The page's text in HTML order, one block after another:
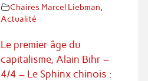
Chaires Marcel Liebman
Actualité
Le premier âge du
capitalisme, Alain Bihr –
4/4 – Le Sphinx chinois :